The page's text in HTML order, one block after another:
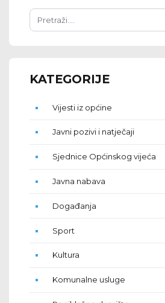
KATEGORIJE
Vijesti iz općine
Javni pozivi i natječaji
Sjednice Općinskog vijeća
Javna nabava
Događanja
Sport
Kultura
Komunalne usluge